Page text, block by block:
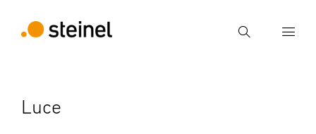
Ricerca
Ricerca
Luce